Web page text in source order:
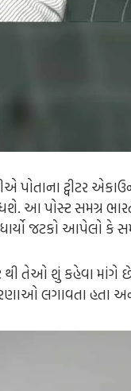
પોતાના ટ્વીટર
આ પોસ્ટ સમગ્ર
જટકો આપેલો કે
થી તેઓ શું કહેવા
લગાવતા હતા